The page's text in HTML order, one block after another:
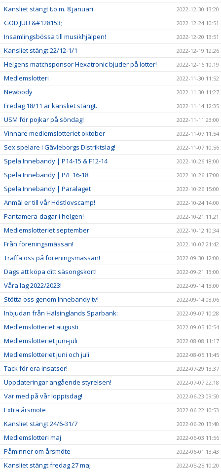
Kansliet stängt t.o.m. 8 januari 2022-12-30 13:20
GOD JUL! &#128153; 2022-12-24 10:51
Insamlingsbössa till musikhjälpen! 2022-12-20 13:51
Kansliet stängt 22/12-1/1 2022-12-19 12:26
Helgens matchsponsor Hexatronic bjuder på lotter! 2022-12-16 10:19
Medlemslotteri 2022-11-30 11:52
Newbody 2022-11-30 11:27
Fredag 18/11 är kansliet stängt. 2022-11-14 12:35
USM för pojkar på söndag! 2022-11-11 23:00
Vinnare medlemslotteriet oktober 2022-11-07 11:54
Sex spelare i Gävleborgs Distriktslag! 2022-11-07 10:56
Spela Innebandy | P14-15 & F12-14 2022-10-26 18:00
Spela Innebandy | P/F 16-18 2022-10-26 17:00
Spela Innebandy | Paralaget 2022-10-26 15:00
Anmäl er till vår Höstlovscamp! 2022-10-24 14:00
Pantamera-dagar i helgen! 2022-10-21 11:21
Medlemslotteriet september 2022-10-12 10:34
Från föreningsmässan! 2022-10-07 21:42
Träffa oss på föreningsmässan! 2022-09-30 12:00
Dags att köpa ditt säsongskort! 2022-09-21 13:00
Våra lag 2022/2023! 2022-09-14 13:00
Stötta oss genom Innebandy.tv! 2022-09-14 08:06
Inbjudan från Hälsinglands Sparbank: 2022-09-07 10:28
Medlemslotteriet augusti 2022-09-05 10:54
Medlemslotteriet juni-juli 2022-08-08 11:17
Medlemslotteriet juni och juli 2022-08-05 11:45
Tack för era insatser! 2022-07-29 13:37
Uppdateringar angående styrelsen! 2022-07-07 22:18
Var med på vår loppisdag! 2022-06-23 09:50
Extra årsmöte 2022-06-22 10:53
Kansliet stängt 24/6-31/7 2022-06-20 13:40
Medlemslotteri maj 2022-06-03 11:56
Påminner om årsmöte 2022-06-01 13:43
Kansliet stängt fredag 27 maj 2022-05-25 10:20